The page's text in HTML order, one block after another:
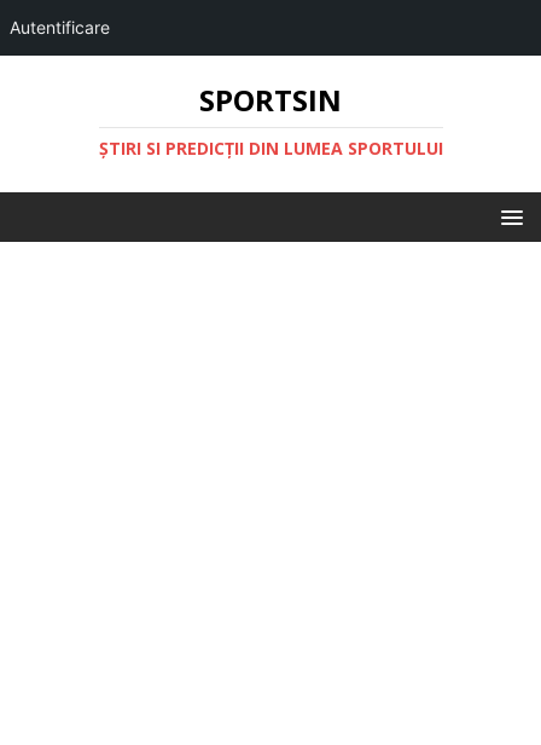
Autentificare
SPORTSIN
ŞTIRI SI PREDICŢII DIN LUMEA SPORTULUI